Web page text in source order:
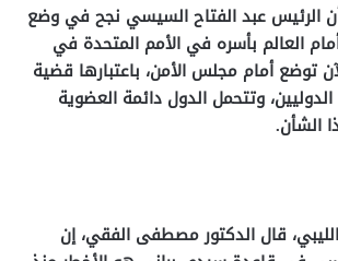
الرئيس عبد الفتاح السيسي نجح في وضع
العالم بأسره في الأمم المتحدة في
توضع أمام مجلس الأمن، باعتبارها قضية
وتتحمل الدول دائمة العضوية
الشأن.
قال الدكتور مصطفى الفقي، إن